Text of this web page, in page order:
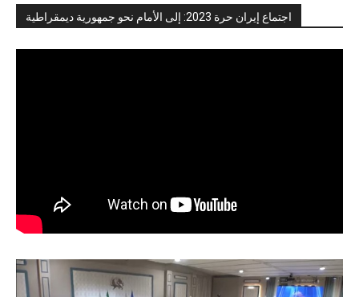
اجتماع إيران حرة 2023: إلى الأمام نحو جمهورية ديمقراطية